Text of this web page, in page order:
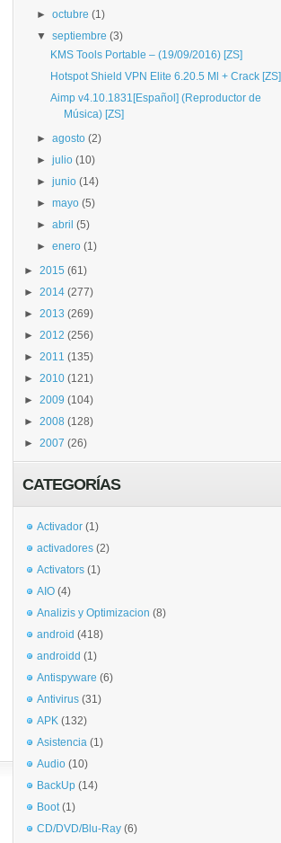
►octubre (1)
▼septiembre (3)
KMS Tools Portable – (19/09/2016) [ZS]
Hotspot Shield VPN Elite 6.20.5 Ml + Crack [ZS]
Aimp v4.10.1831[Español] (Reproductor de
Música) [ZS]
►agosto (2)
►julio (10)
►junio (14)
►mayo (5)
►abril (5)
►enero (1)
► 2015 (61)
► 2014 (277)
► 2013 (269)
► 2012 (256)
► 2011 (135)
► 2010 (121)
► 2009 (104)
► 2008 (128)
► 2007 (26)
CATEGORÍAS
Activador (1)
activadores (2)
Activators (1)
AIO (4)
Analizis y Optimizacion (8)
android (418)
androidd (1)
Antispyware (6)
Antivirus (31)
APK (132)
Asistencia (1)
Audio (10)
BackUp (14)
Boot (1)
CD/DVD/Blu-Ray (6)